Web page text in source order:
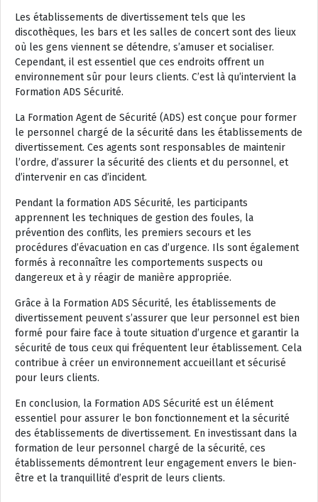
Les établissements de divertissement tels que les
discothèques, les bars et les salles de concert sont des lieux
où les gens viennent se détendre, s’amuser et socialiser.
Cependant, il est essentiel que ces endroits offrent un
environnement sûr pour leurs clients. C’est là qu’intervient la
Formation ADS Sécurité.
La Formation Agent de Sécurité (ADS) est conçue pour former
le personnel chargé de la sécurité dans les établissements de
divertissement. Ces agents sont responsables de maintenir
l’ordre, d’assurer la sécurité des clients et du personnel, et
d’intervenir en cas d’incident.
Pendant la formation ADS Sécurité, les participants
apprennent les techniques de gestion des foules, la
prévention des conflits, les premiers secours et les
procédures d’évacuation en cas d’urgence. Ils sont également
formés à reconnaître les comportements suspects ou
dangereux et à y réagir de manière appropriée.
Grâce à la Formation ADS Sécurité, les établissements de
divertissement peuvent s’assurer que leur personnel est bien
formé pour faire face à toute situation d’urgence et garantir la
sécurité de tous ceux qui fréquentent leur établissement. Cela
contribue à créer un environnement accueillant et sécurisé
pour leurs clients.
En conclusion, la Formation ADS Sécurité est un élément
essentiel pour assurer le bon fonctionnement et la sécurité
des établissements de divertissement. En investissant dans la
formation de leur personnel chargé de la sécurité, ces
établissements démontrent leur engagement envers le bien-
être et la tranquillité d’esprit de leurs clients.